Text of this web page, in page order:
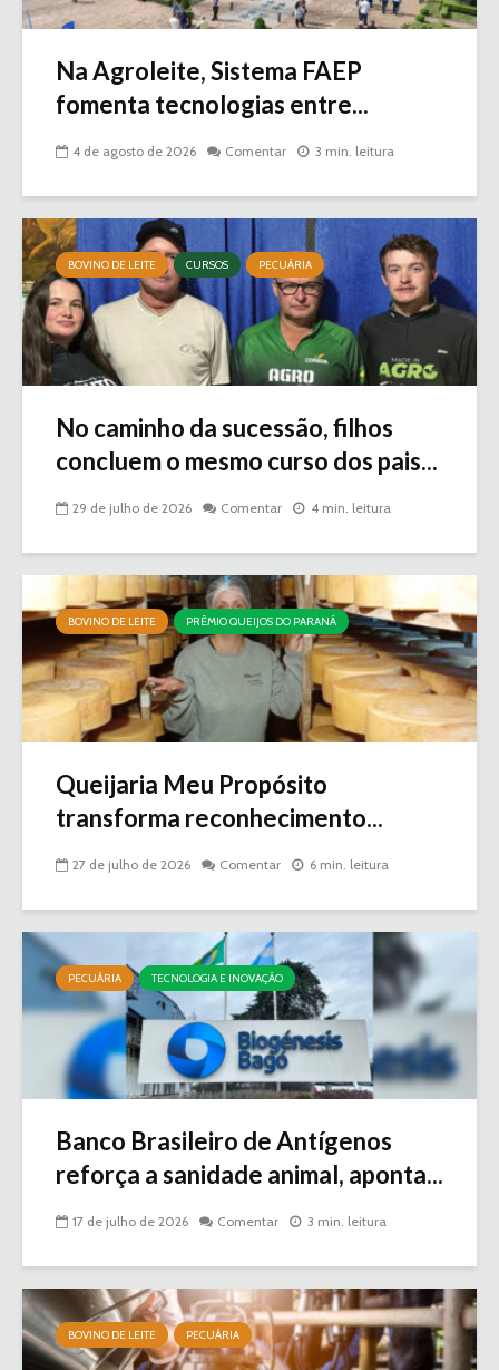
Na Agroleite, Sistema FAEP
fomenta tecnologias entre...
4 de agosto de 2026 Comentar 3 min. leitura
BOVINO DE LEITE CURSOS PECUÁRIA
No caminho da sucessão, filhos
concluem o mesmo curso dos pais...
29 de julho de 2026 Comentar 4 min. leitura
BOVINO DE LEITE PRÊMIO QUEIJOS DO PARANÁ
Queijaria Meu Propósito
transforma reconhecimento...
27 de julho de 2026 Comentar 6 min. leitura
PECUÁRIA TECNOLOGIA E INOVAÇÃO
Banco Brasileiro de Antígenos
reforça a sanidade animal, aponta...
17 de julho de 2026 Comentar 3 min. leitura
BOVINO DE LEITE PECUÁRIA